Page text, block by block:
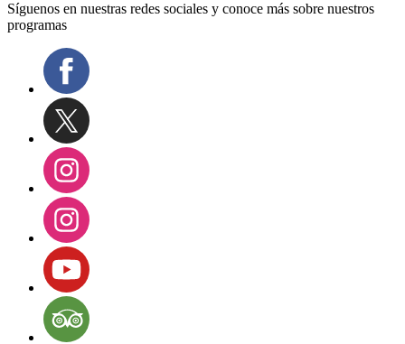
Síguenos en nuestras redes sociales y conoce más sobre nuestros
programas